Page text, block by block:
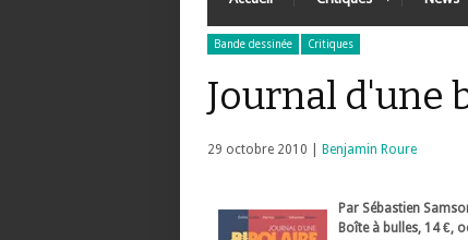
Bande dessinée Critiques
Journal d'une
29 octobre 2010 | Benjamin Roure
Par Sébastien
Boîte à bulles, 14 €,